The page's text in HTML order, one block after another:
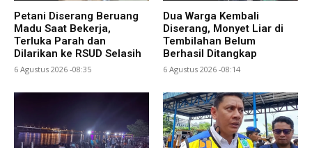
Petani Diserang Beruang
Madu Saat Bekerja,
Terluka Parah dan
Dilarikan ke RSUD Selasih
6 Agustus 2026 -08:35
Dua Warga Kembali
Diserang, Monyet Liar di
Tembilahan Belum
Berhasil Ditangkap
6 Agustus 2026 -08:14